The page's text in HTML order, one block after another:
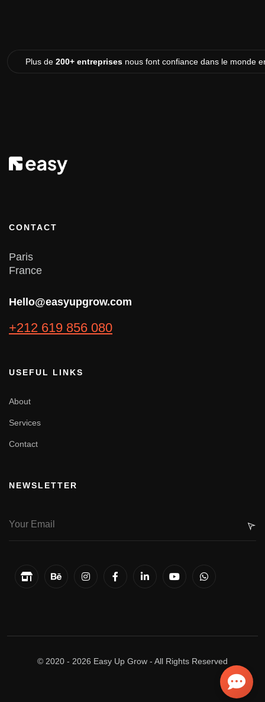
Plus de 200+ entreprises nous font confiance dans le monde
CONTACT
Paris
France
Hello@easyupgrow.com
+212 619 856 080
USEFUL LINKS
About
Services
Contact
NEWSLETTER
© 2020 - 2026 Easy Up Grow - All Rights Reserved